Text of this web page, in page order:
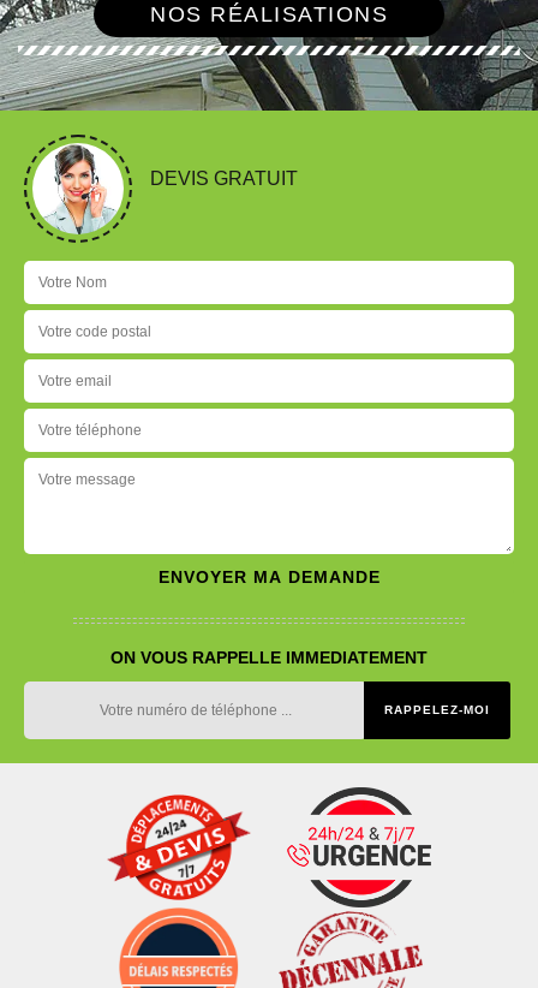
NOS RÉALISATIONS
DEVIS GRATUIT
ON VOUS RAPPELLE IMMEDIATEMENT